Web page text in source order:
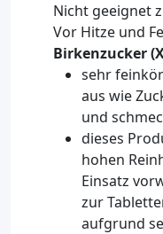
Nicht geeignet
Vor Hitze und
Birkenzucker
sehr
aus wie
und
dieses
hohen
Einsatz
zur
aufgrund